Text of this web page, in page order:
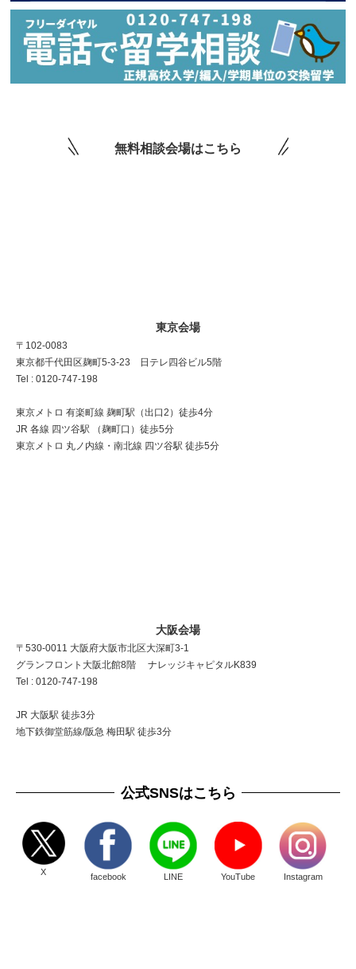
無料相談会場はこちら
東京会場
〒102-0083
東京都千代田区麹町5-3-23 日テレ四谷ビル5階
Tel : 0120-747-198
東京メトロ 有楽町線 麹町駅（出口2）徒歩4分
JR 各線 四ツ谷駅 （麹町口）徒歩5分
東京メトロ 丸ノ内線・南北線 四ツ谷駅 徒歩5分
大阪会場
〒530-0011 大阪府大阪市北区大深町3-1
グランフロント大阪北館8階 ナレッジキャピタルK839
Tel : 0120-747-198
JR 大阪駅 徒歩3分
地下鉄御堂筋線/阪急 梅田駅 徒歩3分
公式SNSはこちら
X facebook LINE YouTube Instagram